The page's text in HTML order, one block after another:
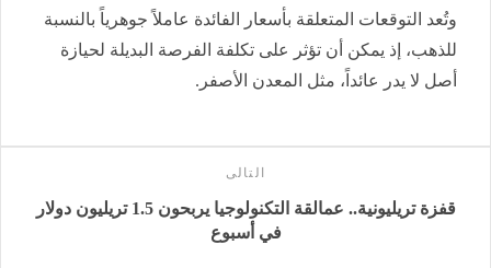
وتُعد التوقعات المتعلقة بأسعار الفائدة عاملاً جوهرياً بالنسبة
للذهب، إذ يمكن أن تؤثر على تكلفة الفرصة البديلة لحيازة
أصل لا يدر عائداً، مثل المعدن الأصفر.
التالى
قفزة تريليونية.. عمالقة التكنولوجيا يربحون 1.5 تريليون دولار
في أسبوع